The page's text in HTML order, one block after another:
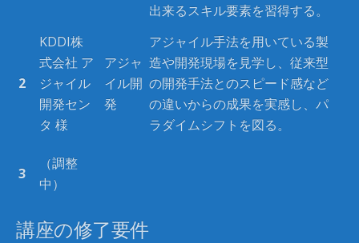
出来るスキル要素を習得する。
2
KDDI株
式会社 ア
ジャイル
開発セン
タ 様
アジャ
イル開
発
アジャイル手法を用いている製
造や開発現場を見学し、従来型
の開発手法とのスピード感など
の違いからの成果を実感し、パ
ラダイムシフトを図る。
3
（調整
中）
講座の修了要件